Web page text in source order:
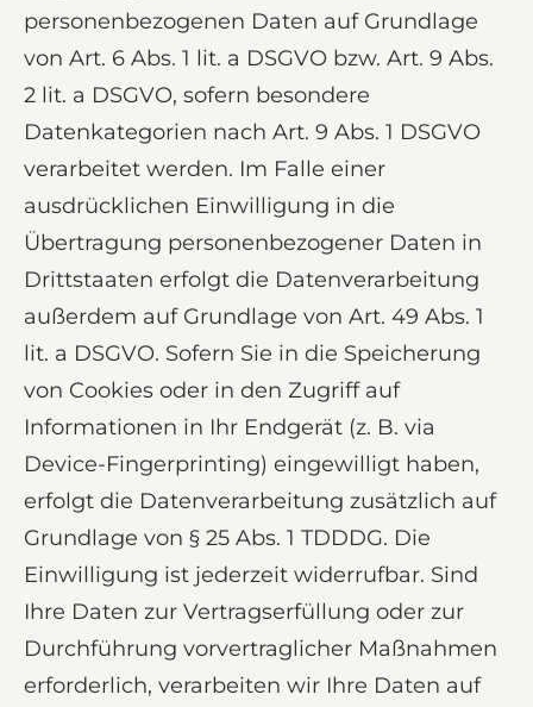
personenbezogenen Daten auf Grundlage
von Art. 6 Abs. 1 lit. a DSGVO bzw. Art. 9 Abs.
2 lit. a DSGVO, sofern besondere
Datenkategorien nach Art. 9 Abs. 1 DSGVO
verarbeitet werden. Im Falle einer
ausdrücklichen Einwilligung in die
Übertragung personenbezogener Daten in
Drittstaaten erfolgt die Datenverarbeitung
außerdem auf Grundlage von Art. 49 Abs. 1
lit. a DSGVO. Sofern Sie in die Speicherung
von Cookies oder in den Zugriff auf
Informationen in Ihr Endgerät (z. B. via
Device-Fingerprinting) eingewilligt haben,
erfolgt die Datenverarbeitung zusätzlich auf
Grundlage von § 25 Abs. 1 TDDDG. Die
Einwilligung ist jederzeit widerrufbar. Sind
Ihre Daten zur Vertragserfüllung oder zur
Durchführung vorvertraglicher Maßnahmen
erforderlich, verarbeiten wir Ihre Daten auf